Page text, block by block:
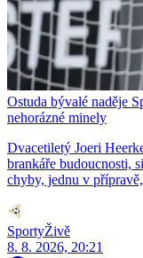
Ostuda bývalé naděje
nehorázné minely
Dvacetiletý Joeri
brankáře budoucnosti,
chyby, jednu v
SportyŽivě
8. 8. 2026, 20:21